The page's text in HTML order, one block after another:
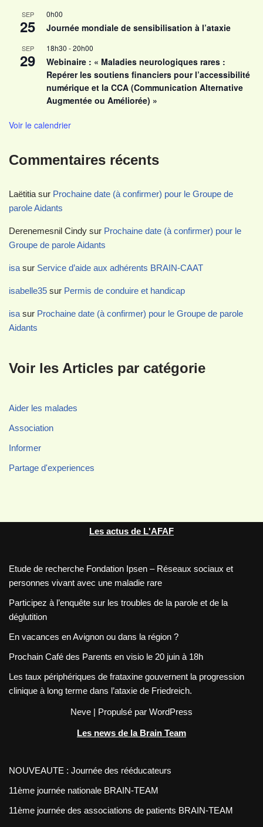
SEP
25
0h00
Journée mondiale de sensibilisation à l’ataxie
SEP
29
18h30 -20h00
Webinaire : « Maladies neurologiques rares :
Repérer les soutiens financiers pour l’accessibilité
numérique et la CCA (Communication Alternative
Augmentée ou Améliorée) »
Voir le calendrier
Commentaires récents
Laëtitia sur Prochaine date (à confirmer) pour le Groupe de
parole Aidants
Derenemesnil Cindy sur Prochaine date (à confirmer) pour le
Groupe de parole Aidants
isa sur Service d’aide aux adhérents BRAIN-CAAT
isabelle35 sur Permis de conduire et handicap
isa sur Prochaine date (à confirmer) pour le Groupe de parole
Aidants
Voir les Articles par catégorie
Aider les malades
Association
Informer
Partage d'experiences
Les actus de L'AFAF
Etude de recherche Fondation Ipsen – Réseaux sociaux et
personnes vivant avec une maladie rare
Participez à l’enquête sur les troubles de la parole et de la
déglutition
En vacances en Avignon ou dans la région ?
Prochain Café des Parents en visio le 20 juin à 18h
Les taux périphériques de frataxine gouvernent la progression
clinique à long terme dans l’ataxie de Friedreich.
Neve | Propulsé par WordPress
Les news de la Brain Team
NOUVEAUTE : Journée des rééducateurs
11ème journée nationale BRAIN-TEAM
11ème journée des associations de patients BRAIN-TEAM